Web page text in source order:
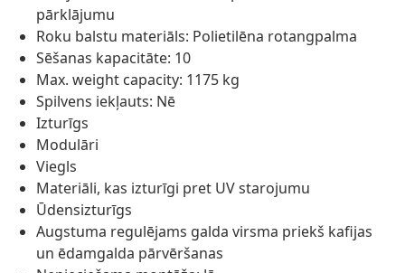
pārklājumu
Roku balstu materiāls: Polietilēna rotangpalma
Sēšanas kapacitāte: 10
Max. weight capacity: 1175 kg
Spilvens iekļauts: Nē
Izturīgs
Modulāri
Viegls
Materiāli, kas izturīgi pret UV starojumu
Ūdensizturīgs
Augstuma regulējams galda virsma priekš kafijas
un ēdamgalda pārvēršanas